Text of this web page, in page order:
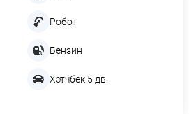
Робот
Бензин
Хэтчбек 5 дв.